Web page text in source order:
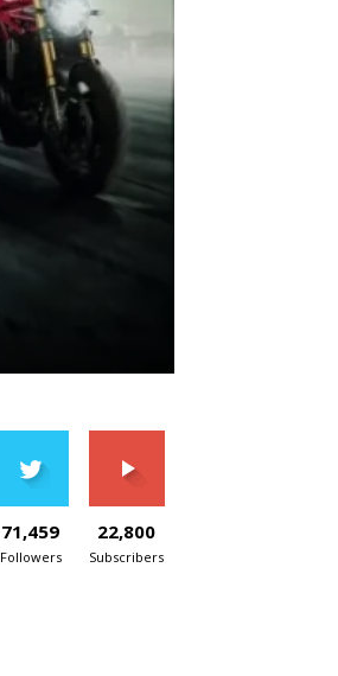
71,459
Followers
22,800
Subscribers